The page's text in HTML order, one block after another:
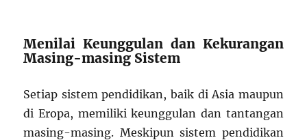
Menilai Keunggulan dan Kekurangan
Masing-masing Sistem
Setiap sistem pendidikan, baik di Asia maupun
di Eropa, memiliki keunggulan dan tantangan
masing-masing. Meskipun sistem pendidikan